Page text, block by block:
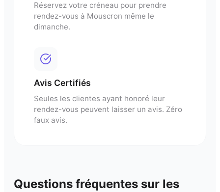
Réservez votre créneau pour prendre
rendez-vous à Mouscron même le
dimanche.
Avis Certifiés
Seules les clientes ayant honoré leur
rendez-vous peuvent laisser un avis. Zéro
faux avis.
Questions fréquentes sur les